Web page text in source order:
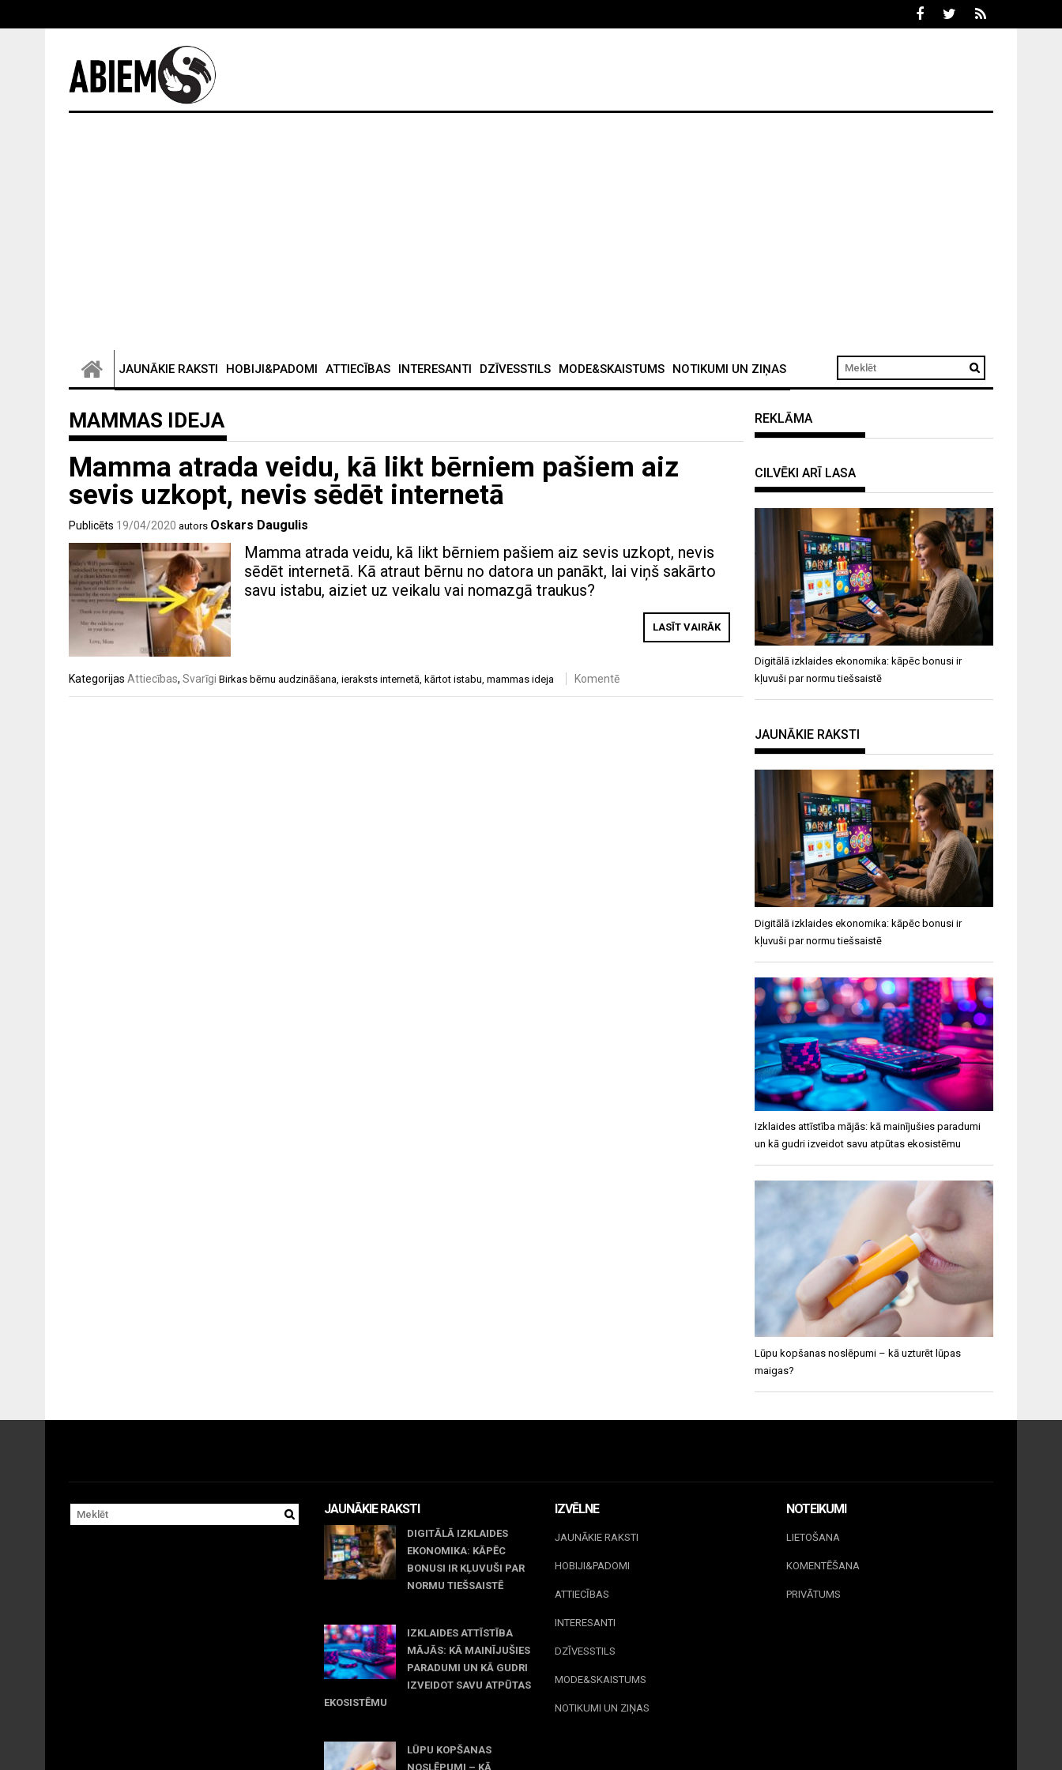
JAUNĀKIE RAKSTI HOBIJI&PADOMI ATTIECĪBAS INTERESANTI DZĪVESSTILS MODE&SKAISTUMS NOTIKUMI UN ZIŅAS
MAMMAS IDEJA
Mamma atrada veidu, kā likt bērniem pašiem aiz
sevis uzkopt, nevis sēdēt internetā
Publicēts 19/04/2020 autors Oskars Daugulis
Mamma atrada veidu, kā likt bērniem pašiem aiz sevis uzkopt, nevis
sēdēt internetā. Kā atraut bērnu no datora un panākt, lai viņš sakārto
savu istabu, aiziet uz veikalu vai nomazgā traukus?
LASĪT VAIRĀK
Kategorijas Attiecības, Svarīgi Birkas bērnu audzināšana ieraksts internetā kārtot istabu mammas ideja Komentē
REKLĀMA
CILVĒKI ARĪ LASA
Digitālā izklaides ekonomika: kāpēc bonusi ir
kļuvuši par normu tiešsaistē
JAUNĀKIE RAKSTI
Digitālā izklaides ekonomika: kāpēc bonusi ir
kļuvuši par normu tiešsaistē
Izklaides attīstība mājās: kā mainījušies paradumi
un kā gudri izveidot savu atpūtas ekosistēmu
Lūpu kopšanas noslēpumi – kā uzturēt lūpas
maigas?
JAUNĀKIE RAKSTI
DIGITĀLĀ IZKLAIDES
EKONOMIKA: KĀPĒC
BONUSI IR KĻUVUŠI PAR
NORMU TIEŠSAISTĒ
IZKLAIDES ATTĪSTĪBA
MĀJĀS: KĀ MAINĪJUŠIES
PARADUMI UN KĀ GUDRI
IZVEIDOT SAVU ATPŪTAS
EKOSISTĒMU
LŪPU KOPŠANAS
NOSLĒPUMI – KĀ
IZVĒLNE
JAUNĀKIE RAKSTI
HOBIJI&PADOMI
ATTIECĪBAS
INTERESANTI
DZĪVESSTILS
MODE&SKAISTUMS
NOTIKUMI UN ZIŅAS
NOTEIKUMI
LIETOŠANA
KOMENTĒŠANA
PRIVĀTUMS